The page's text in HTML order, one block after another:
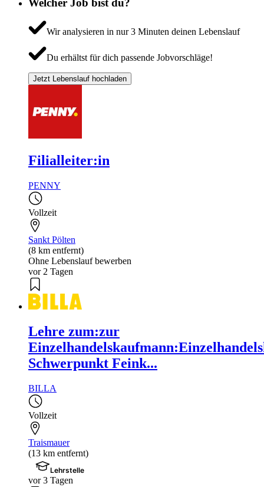
Welcher Job bist du?
Wir analysieren in nur 3 Minuten deinen Lebenslauf
Du erhältst für dich passende Jobvorschläge!
Jetzt Lebenslauf hochladen
Filialleiter:in
PENNY
Vollzeit
Sankt Pölten
(8 km entfernt)
Ohne Lebenslauf bewerben
vor 2 Tagen
Lehre zum:zur
Schwerpunkt Feink...
BILLA
Vollzeit
Traismauer
(13 km entfernt)
Lehrstelle
vor 3 Tagen